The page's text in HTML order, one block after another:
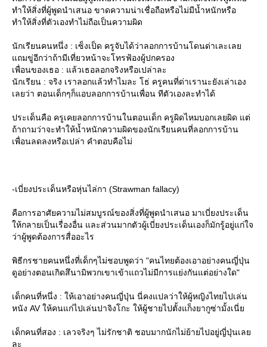
ทำให้สิ่งที่ผู้พูดนำเสนอ ขาดความน่าเชื่อถือหรือไม่มีน้ำหนักหรือ
ทำให้สิ่งที่ตัวเองทำไม่ถือเป็นความผิด
นักเรียนคนหนึ่ง : เซ็งเป็ด ครูจับได้ว่าลอกการบ้านโดนด่าเละเล
ถมขู่อีกว่าถ้ามีเที่ยวหน้าจะโทรฟ้องผู้ปกครอง
เพื่อนของเธอ : แล้วเธอลอกจริงหรือเปล่าละ
นักเรียน : จริง เราลอกแล้วทำไมละ โธ่ ครูคนที่ด่าเรานะยังเล่าเอง
เลยว่า ตอนเด็กๆก็แอบลอกการบ้านเพื่อน ทีตัวเองละทำได้
ประเด็นคือ ครูเคยลอกการบ้านในตอนเด็ก ครูผิดไหมบอกเลยผิด แต่
ถ้าถามว่าจะทำให้น้ำหนักความผิดของนักเรียนคนที่ลอกการบ้าน
เพื่อนลดลงหรือเปล่า คำตอบคือไม่
-เบี่ยงประเด็นหรือหุ่นไล่กา (Strawman fallacy)
คือการอาศัยความไม่สมบูรณ์ของสิ่งที่ผู้พูดนำเสนอ มาเบี่ยงประเด็น
ห้กลายเป็นเรื่องอื่น และส่วนมากตัวผู้เบี่ยงประเด็นเองก็มักรู้อยู่แก่ใจ
ว่าผู้พูดต้องการสื่ออะไร
พิธีกรชายคนหนึ่งที่เด็กๆไม่ชอบพูดว่า "คนไทยต้องเอาอย่างคนญี่ปุ่น
ดูอย่างตอนเกิดสึนามิพวกเขาเข้าแถวไม่มีการแย่งกันแต่อย่างใด"
เด็กคนที่หนึ่ง : ให้เอาอย่างคนญี่ปุ่น นี่คงแปลว่าให้ผู้หญิงไทยไปเล่น
หนัง AV ให้คนแก่ไปเล่นปาจิงโกะ ให้ผู้ชายไปตั้งแก็งยากูซ่ามั้งเนี่
เด็กคนที่สอง : เลวจริงๆ ไม่รักชาติ ชอบมากนักไม่ย้ายไปอยู่ญี่ปุ่นเล
ละ